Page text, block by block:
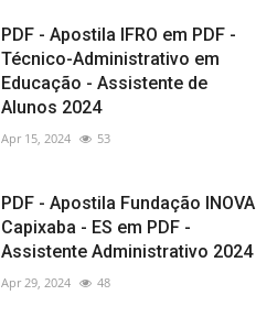
PDF - Apostila IFRO em PDF -
Técnico-Administrativo em
Educação - Assistente de
Alunos 2024
Apr 15, 2024 53
PDF - Apostila Fundação INOVA
Capixaba - ES em PDF -
Assistente Administrativo 2024
Apr 29, 2024 48